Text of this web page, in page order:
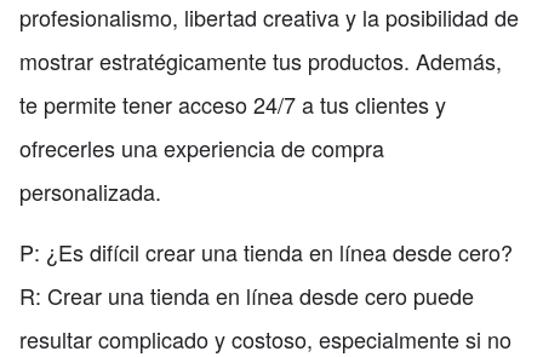
profesionalismo, libertad creativa y la posibilidad de
mostrar estratégicamente tus productos. Además,
te permite tener acceso 24/7 a tus clientes y
ofrecerles una experiencia de compra
personalizada.
P: ¿Es difícil crear una tienda en línea desde cero?
R: Crear una tienda en línea desde cero puede
resultar complicado y costoso, especialmente si no